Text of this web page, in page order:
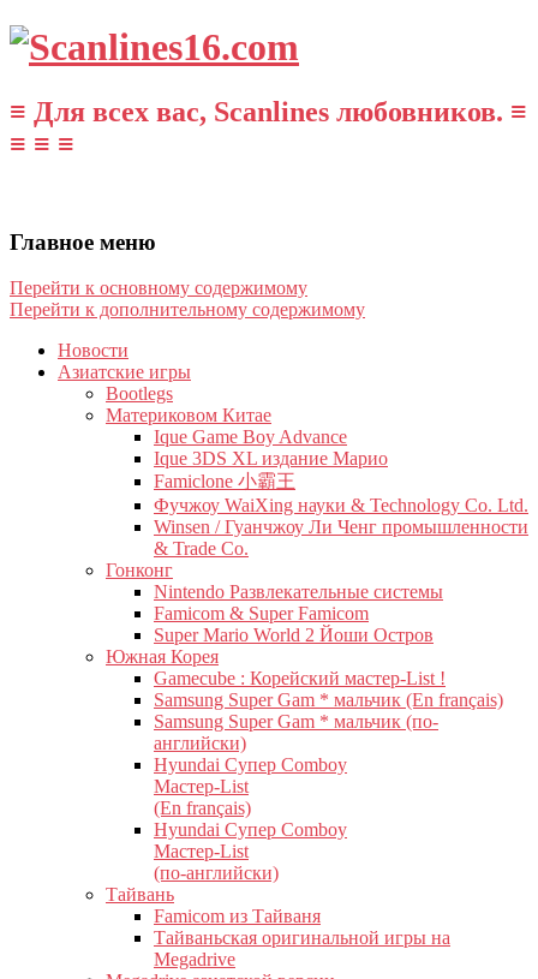
≡ Для всех вас, Scanlines любовников. ≡
≡ ≡ ≡
Главное меню
Перейти к основному содержимому
Перейти к дополнительному содержимому
Новости
Азиатские игры
Bootlegs
Материковом Китае
Ique Game Boy Advance
Ique 3DS XL издание Марио
Famiclone 小霸王
Фучжоу WaiXing науки & Technology Co. Ltd.
Winsen / Гуанчжоу Ли Ченг промышленности
& Trade Co.
Гонконг
Nintendo Развлекательные системы
Famicom & Super Famicom
Super Mario World 2 Йоши Остров
Южная Корея
Gamecube : Корейский мастер-List !
Samsung Super Gam * мальчик (En français)
Samsung Super Gam * мальчик (по-
английски)
Hyundai Супер Comboy
Мастер-List
(En français)
Hyundai Супер Comboy
Мастер-List
(по-английски)
Тайвань
Famicom из Тайваня
Тайваньская оригинальной игры на
Megadrive